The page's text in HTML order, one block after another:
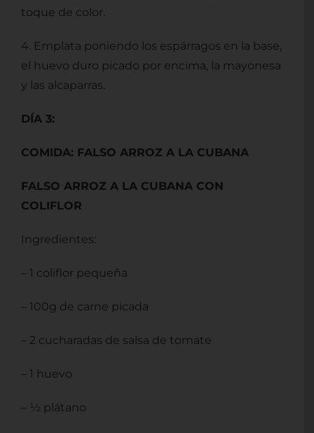
toque de color.
4. Emplata poniendo los espárragos en la base,
el huevo duro picado por encima, la mayonesa
y las alcaparras.
DÍA 3:
COMIDA: FALSO ARROZ A LA CUBANA
FALSO ARROZ A LA CUBANA CON
COLIFLOR
Ingredientes:
– 1 coliflor pequeña
– 100g de carne picada
– 2 cucharadas de salsa de tomate
– 1 huevo
– ½ plátano